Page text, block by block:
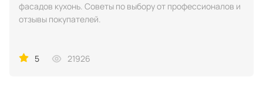
фасадов кухонь. Советы по выбору от профессионалов и
отзывы покупателей.
5 21926